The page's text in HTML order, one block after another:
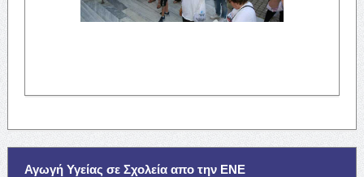
Αγωγή Υγείας σε Σχολεία απο την ΕΝΕ